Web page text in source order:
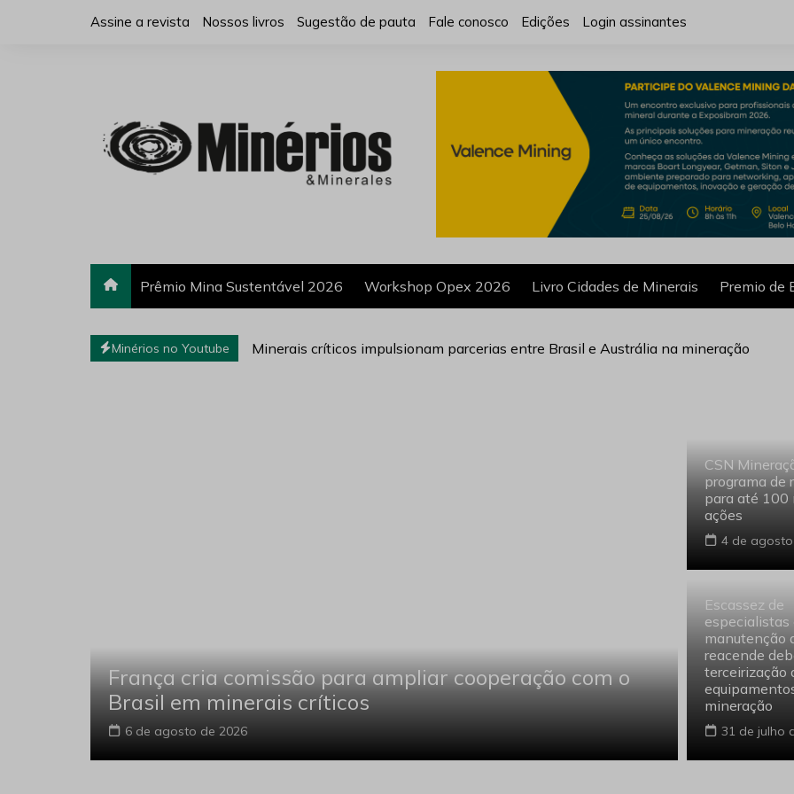
Assine a revista Nossos livros Sugestão de pauta Fale conosco Edições Login assinantes
Prêmio Mina Sustentável 2026 Workshop Opex 2026 Livro Cidades de Minerais Premio de
Minérios no Youtube
Rotenio Chaves fala sobre pesquisa mineral, inovação e sua trajetória no setor
França cria comissão para ampliar cooperação com o
Brasil em minerais críticos
6 de agosto de 2026
França
Brasil
6 de agosto
CSN
programa de
para até 100
ações
4 de
Escassez de
especialistas
manutenção
reacende
terceirização
mineração
31 de julho